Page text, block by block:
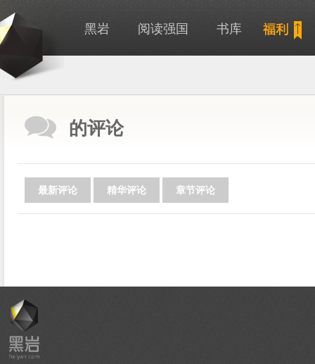
黑岩 阅读强国 书库
的评论
最新评论 精华评论 章节评论